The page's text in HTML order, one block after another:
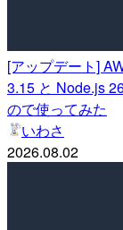
[アップデート]
3.15 と Node.js
ので使ってみた
いわさ
2026.08.02